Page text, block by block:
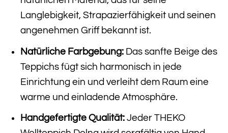
Langlebigkeit, Strapazierfähigkeit und seinen
angenehmen Griff bekannt ist.
Natürliche Farbgebung:Das sanfte Beige des
Teppichs fügt sich harmonisch in jede
Einrichtung ein und verleiht dem Raum eine
warme und einladende Atmosphäre.
Handgefertigte Qualität:Jeder THEKO